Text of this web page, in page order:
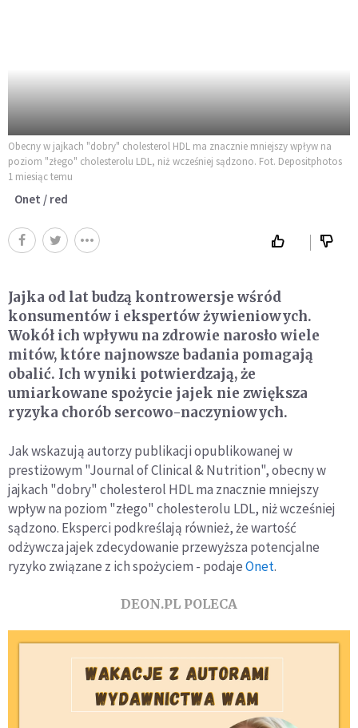
Obecny w jajkach "dobry" cholesterol HDL ma znacznie mniejszy wpływ na
poziom "złego" cholesterolu LDL, niż wcześniej sądzono. Fot. Depositphotos
1 miesiąc temu
Onet / red
Jajka od lat budzą kontrowersje wśród
konsumentów i ekspertów żywieniowych.
Wokół ich wpływu na zdrowie narosło wiele
mitów, które najnowsze badania pomagają
obalić. Ich wyniki potwierdzają, że
umiarkowane spożycie jajek nie zwiększa
ryzyka chorób sercowo-naczyniowych.
Jak wskazują autorzy publikacji opublikowanej w
prestiżowym "Journal of Clinical & Nutrition", obecny w
jajkach "dobry" cholesterol HDL ma znacznie mniejszy
wpływ na poziom "złego" cholesterolu LDL, niż wcześniej
sądzono. Eksperci podkreślają również, że wartość
odżywcza jajek zdecydowanie przewyższa potencjalne
ryzyko związane z ich spożyciem - podajeOnet.
DEON.PL POLECA